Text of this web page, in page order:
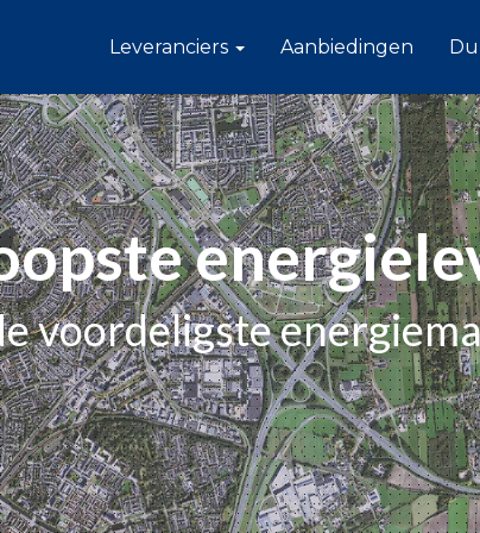
Leveranciers Aanbiedingen
voordeligste